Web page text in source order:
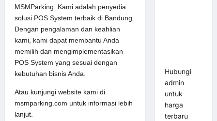
MSMParking. Kami adalah penyedia
solusi POS System terbaik di Bandung.
Dengan pengalaman dan keahlian
kami, kami dapat membantu Anda
memilih dan mengimplementasikan
POS System yang sesuai dengan
kebutuhan bisnis Anda.
Atau kunjungi website kami di
msmparking.com untuk informasi lebih
lanjut.
Hubungi
admin
untuk
harga
terbaru